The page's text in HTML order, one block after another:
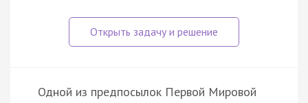
Одной из предпосылок Первой Мировой